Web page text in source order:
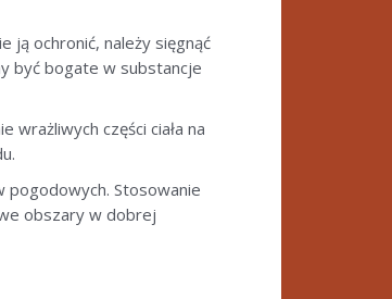
ją ochronić, należy sięgnąć
być bogate w substancje
wrażliwych części ciała na
pogodowych. Stosowanie
obszary w dobrej